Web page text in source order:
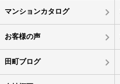
マンションカタログ
お客様の声
田町ブログ